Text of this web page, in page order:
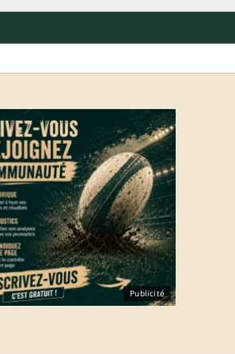
Publicité